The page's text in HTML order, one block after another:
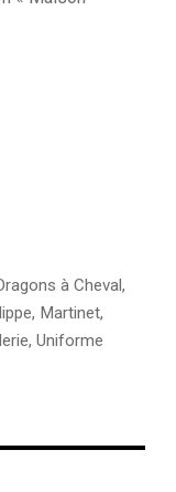
à Cheval,
, Martinet,
, Uniforme